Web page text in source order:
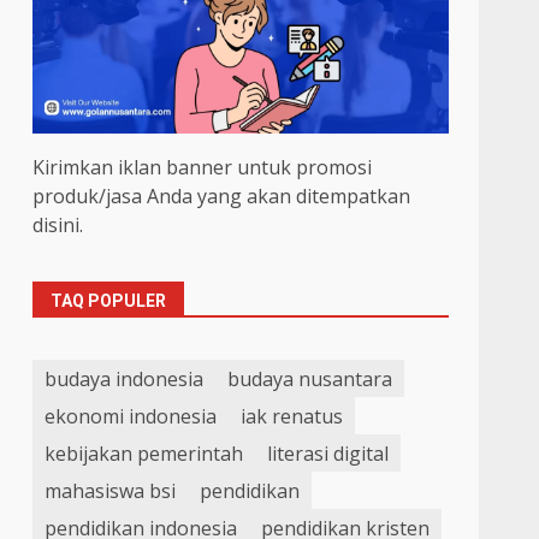
Kirimkan iklan banner untuk promosi
produk/jasa Anda yang akan ditempatkan
disini.
TAQ POPULER
budaya indonesia
budaya nusantara
ekonomi indonesia
iak renatus
kebijakan pemerintah
literasi digital
mahasiswa bsi
pendidikan
pendidikan indonesia
pendidikan kristen